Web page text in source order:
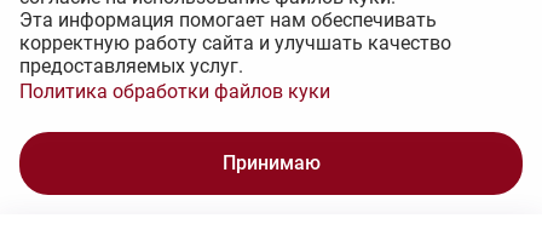
2 174 ₽
В корзину
© 2026 Либерте — весь спектр отделочных
материалов.
Интернет-магазин на 1С-Битрикс - 34web
Эта информация помогает нам обеспечивать
корректную работу сайта и улучшать качество
предоставляемых услуг.
Политика обработки файлов куки
Принимаю